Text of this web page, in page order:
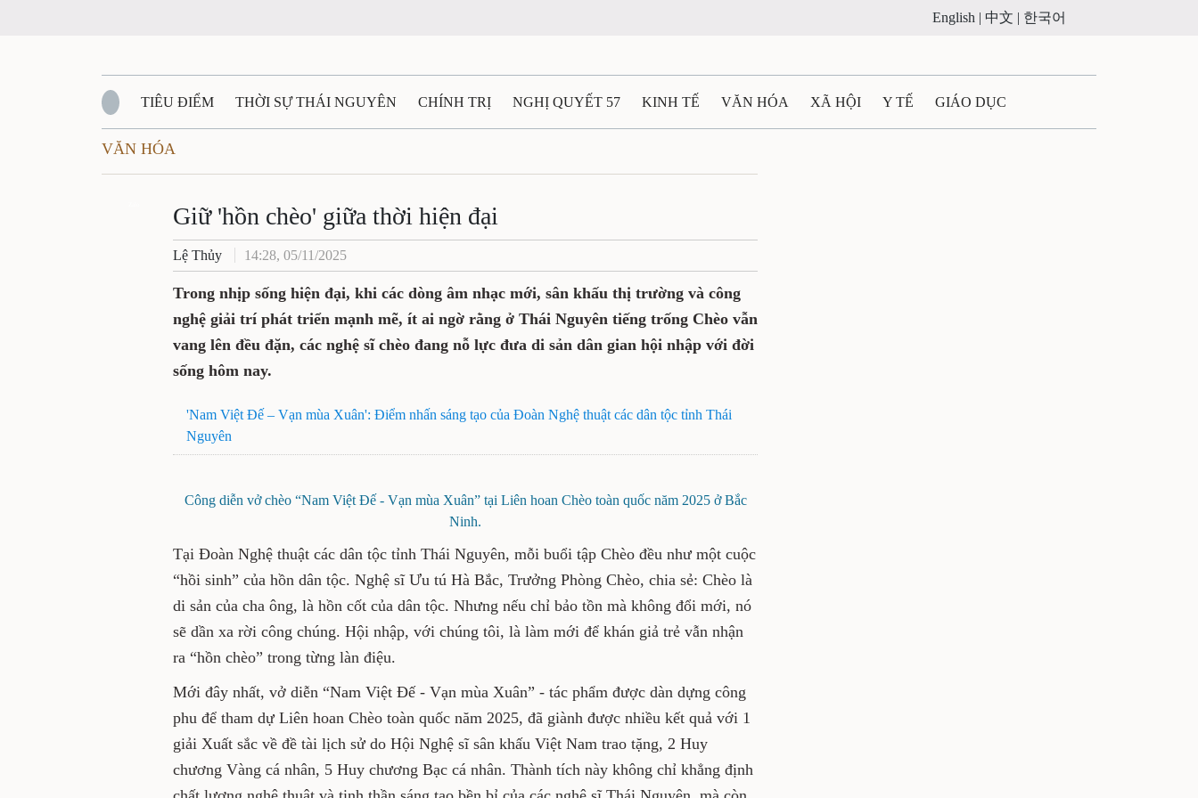
English | 中文 | 한국어
TIÊU ĐIỂM THỜI SỰ THÁI NGUYÊN CHÍNH TRỊ NGHỊ QUYẾT 57 KINH TẾ VĂN HÓA XÃ HỘI Y TẾ GIÁO DỤC
QUỐC PHÒNG - AN NINH
QUÊ HƯƠNG - ĐẤT NƯỚC QUỐC TẾ TÀI NGUYÊN - MÔI TRƯỜNG
VĂN BẢN, CHÍNH SÁCH MỚI VĂN NGHỆ THÁI NGUYÊN
VĂN HÓA
Giữ 'hồn chèo' giữa thời hiện đại
Lệ Thủy 14:28, 05/11/2025
Trong nhịp sống hiện đại, khi các dòng âm nhạc mới, sân khấu thị trường và công
nghệ giải trí phát triển mạnh mẽ, ít ai ngờ rằng ở Thái Nguyên tiếng trống Chèo vẫn
vang lên đều đặn, các nghệ sĩ chèo đang nỗ lực đưa di sản dân gian hội nhập với đời
sống hôm nay.
'Nam Việt Đế – Vạn mùa Xuân': Điểm nhấn sáng tạo của Đoàn Nghệ thuật các dân tộc tỉnh Thái
Nguyên
Công diễn vở chèo “Nam Việt Đế - Vạn mùa Xuân” tại Liên hoan Chèo toàn quốc năm 2025 ở Bắc
Ninh.
Tại Đoàn Nghệ thuật các dân tộc tỉnh Thái Nguyên, mỗi buổi tập Chèo đều như một cuộc
“hồi sinh” của hồn dân tộc. Nghệ sĩ Ưu tú Hà Bắc, Trưởng Phòng Chèo, chia sẻ: Chèo là
di sản của cha ông, là hồn cốt của dân tộc. Nhưng nếu chỉ bảo tồn mà không đổi mới, nó
sẽ dần xa rời công chúng. Hội nhập, với chúng tôi, là làm mới để khán giả trẻ vẫn nhận
ra “hồn chèo” trong từng làn điệu.
Mới đây nhất, vở diễn “Nam Việt Đế - Vạn mùa Xuân” - tác phẩm được dàn dựng công
phu để tham dự Liên hoan Chèo toàn quốc năm 2025, đã giành được nhiều kết quả với 1
giải Xuất sắc về đề tài lịch sử do Hội Nghệ sĩ sân khấu Việt Nam trao tặng, 2 Huy
chương Vàng cá nhân, 5 Huy chương Bạc cá nhân. Thành tích này không chỉ khẳng định